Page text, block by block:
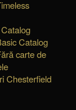
Catalog
carte de
Chesterfield